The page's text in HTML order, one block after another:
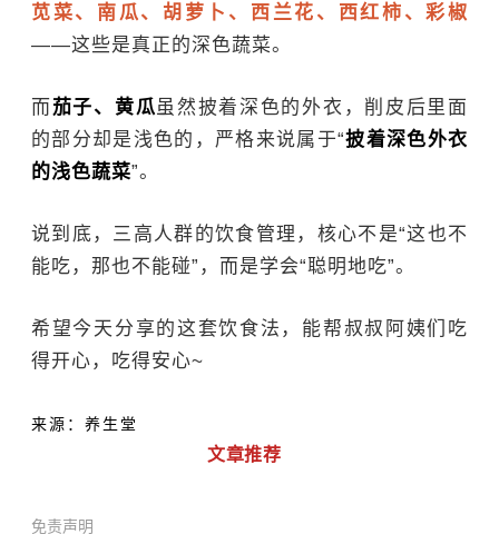
苋菜、南瓜、胡萝卜、西兰花、西红柿、彩椒
——这些是真正的深色蔬菜。
而 茄子、黄瓜虽然披着深色的外衣，削皮后里面
的部分却是浅色的，严格来说属于“披着深色外衣
的浅色蔬菜”。
说到底，三高人群的饮食管理，核心不是“这也不
能吃，那也不能碰”，而是学会“聪明地吃”。
希望今天分享的这套饮食法，能帮叔叔阿姨们吃
得开心，吃得安心~
来源：养生堂
文章推荐
免责声明